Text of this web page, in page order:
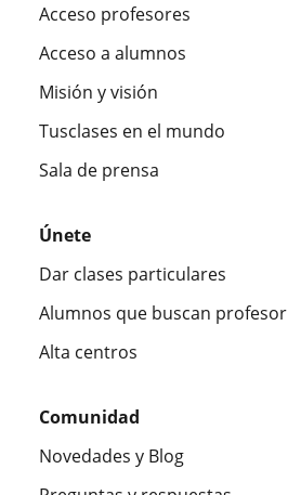
Acceso profesores
Acceso a alumnos
Misión y visión
Tusclases en el mundo
Sala de prensa
Únete
Dar clases particulares
Alumnos que buscan profesor
Alta centros
Comunidad
Novedades y Blog